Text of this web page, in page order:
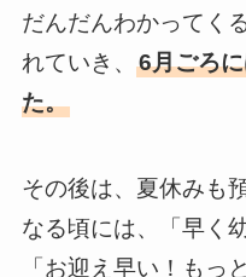
だんだんわかってく
れていき、 6月ごろ
た。
その後は、夏休みも
なる頃には、「早く
「お迎え早い！もっ